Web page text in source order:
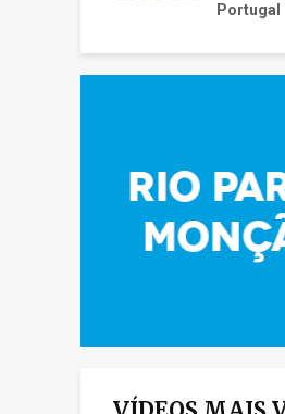
Portugal